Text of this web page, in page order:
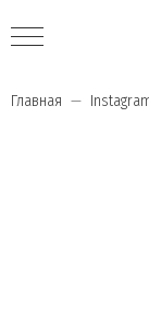
Главная